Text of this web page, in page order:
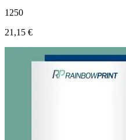
1250
21,15 €